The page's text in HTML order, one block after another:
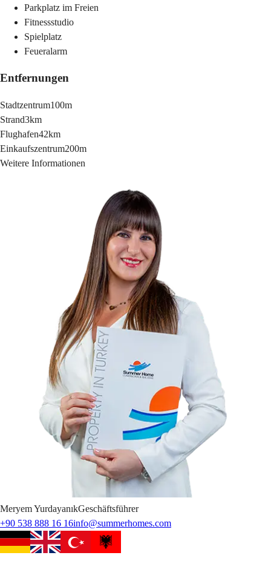
Parkplatz im Freien
Fitnessstudio
Spielplatz
Feueralarm
Entfernungen
Stadtzentrum100m
Strand3km
Flughafen42km
Einkaufszentrum200m
Weitere Informationen
MeryemYurdayanıkGeschäftsführer
+90 538 888 16 16info@summerhomes.com